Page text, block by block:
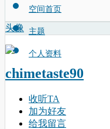
空间首页
主题
个人资料
头像
chimetaste90
收听TA
加为好友
给我留言